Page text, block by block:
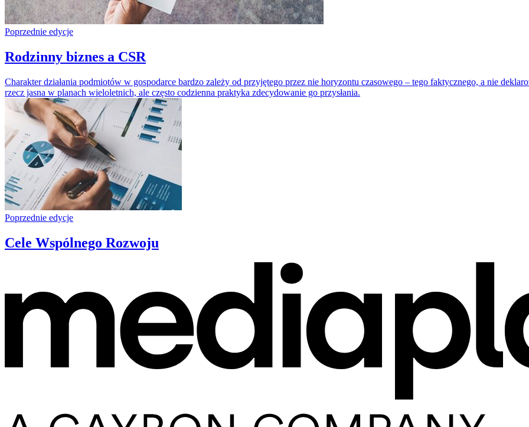
Poprzednie edycje
Rodzinny biznes a CSR
Charakter działania podmiotów w gospodarce bardzo zależy od przyjętego przez nie horyzontu czasowego – tego faktycznego, a nie
rzecz jasna w planach wieloletnich, ale często codzienna praktyka zdecydowanie go przysłania.
Poprzednie edycje
Cele Wspólnego Rozwoju